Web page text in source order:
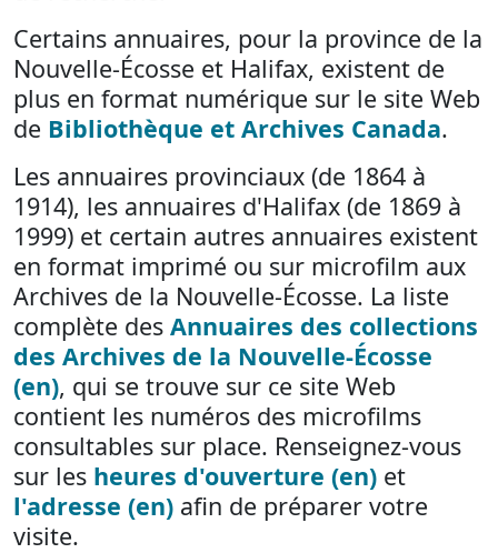
Certains annuaires, pour la province de la
Nouvelle-Écosse et Halifax, existent de
plus en format numérique sur le site Web
de Bibliothèque et Archives Canada.
Les annuaires provinciaux (de 1864 à
1914), les annuaires d'Halifax (de 1869 à
1999) et certain autres annuaires existent
en format imprimé ou sur microfilm aux
Archives de la Nouvelle-Écosse. La liste
complète des Annuaires des collections
des Archives de la Nouvelle-Écosse
(en), qui se trouve sur ce site Web
contient les numéros des microfilms
consultables sur place. Renseignez-vous
sur les heures d'ouverture (en) et
l'adresse (en) afin de préparer votre
visite.